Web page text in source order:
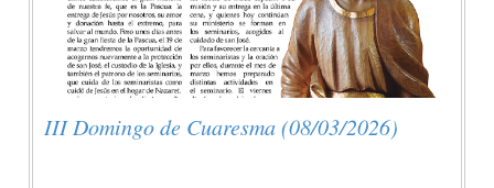
III Domingo de Cuaresma (08/03/2026)